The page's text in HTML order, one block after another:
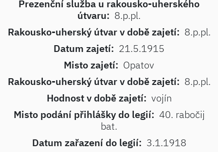
Prezenční služba u rakousko-uherského
útvaru: 8.p.pl.
Rakousko-uherský útvar v době zajetí: 8.p.pl.
Datum zajetí: 21.5.1915
Misto zajetí: Opatov
Rakousko-uherský útvar v době zajetí: 8.p.pl.
Hodnost v době zajetí: vojín
Misto podání přihlášky do legií: 40. rabočij
bat.
Datum zařazení do legií: 3.1.1918